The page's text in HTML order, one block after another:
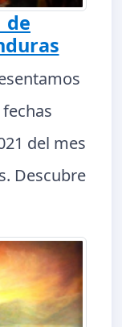
de
del mes
Descubre